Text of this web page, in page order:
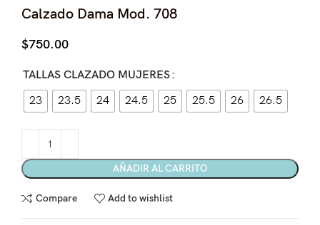
Calzado Dama Mod. 708
$750.00
TALLAS CLAZADO MUJERES
23
23.5 24 24.5 25 25.5 26 26.5
AÑADIR AL CARRITO
Compare Add to wishlist